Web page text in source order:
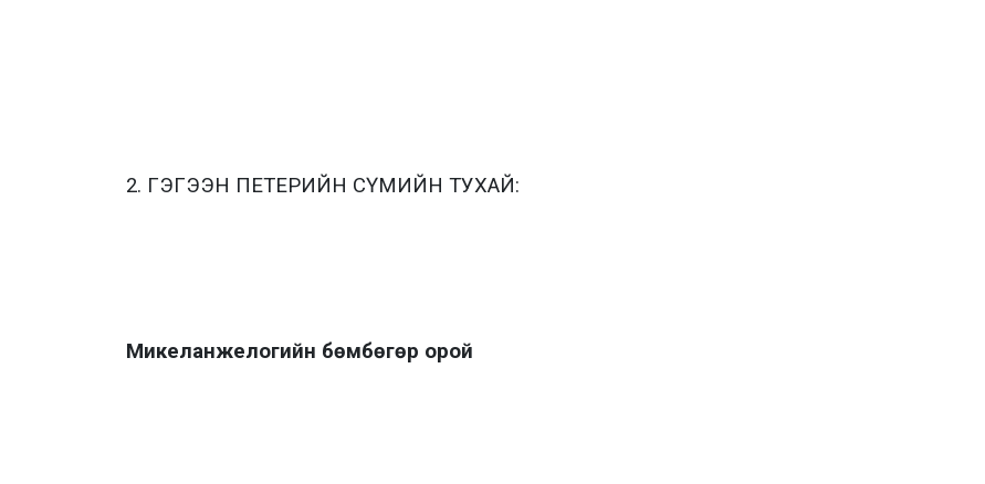
2. ГЭГЭЭН ПЕТЕРИЙН СҮМИЙН ТУХАЙ:
Микеланжелогийн бөмбөгөр орой